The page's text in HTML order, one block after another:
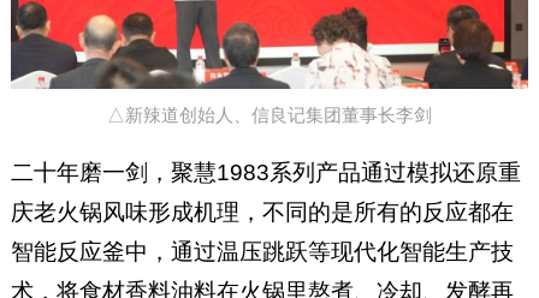
△新辣道创始人、信良记集团董事长李剑
二十年磨一剑，聚慧1983系列产品通过模拟还原重
庆老火锅风味形成机理，不同的是所有的反应都在
智能反应釜中，通过温压跳跃等现代化智能生产技
术，将食材香料油料在火锅里熬煮、冷却、发酵再